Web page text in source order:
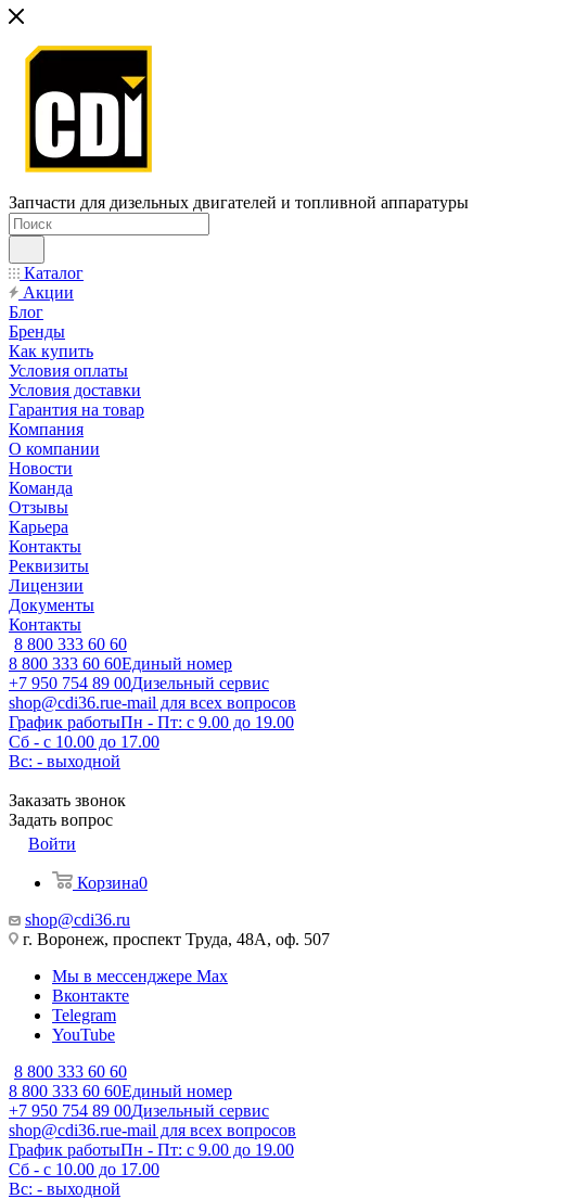
Запчасти для дизельных двигателей и топливной аппаратуры
Каталог
Акции
Блог
Бренды
Как купить
Условия оплаты
Условия доставки
Гарантия на товар
Компания
О компании
Новости
Команда
Отзывы
Карьера
Контакты
Реквизиты
Лицензии
Документы
Контакты
8 800 333 60 60
8 800 333 60 60Единый номер
+7 950 754 89 00Дизельный сервис
shop@cdi36.rue-mail для всех вопросов
График работыПн - Пт: с 9.00 до 19.00
Сб - с 10.00 до 17.00
Вс: - выходной
Заказать звонок
Задать вопрос
Войти
Корзина0
shop@cdi36.ru
г. Воронеж, проспект Труда, 48А, оф. 507
Мы в мессенджере Max
Вконтакте
Telegram
YouTube
8 800 333 60 60
8 800 333 60 60Единый номер
+7 950 754 89 00Дизельный сервис
shop@cdi36.rue-mail для всех вопросов
График работыПн - Пт: с 9.00 до 19.00
Сб - с 10.00 до 17.00
Вс: - выходной